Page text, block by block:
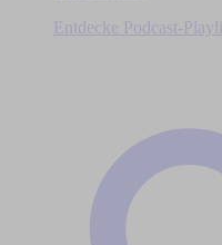
Entdecke Podcast-